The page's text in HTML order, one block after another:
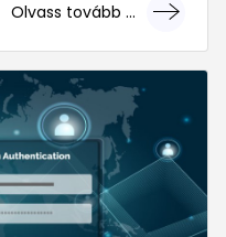
Olvass tovább ...
... mert megéri!